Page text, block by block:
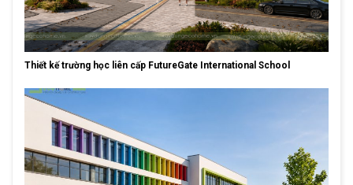
Thiết kế trường học liên cấp FutureGate International School